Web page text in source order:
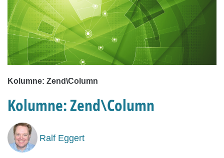
Kolumne: Zend\Column
Kolumne: Zend\Column
Ralf Eggert